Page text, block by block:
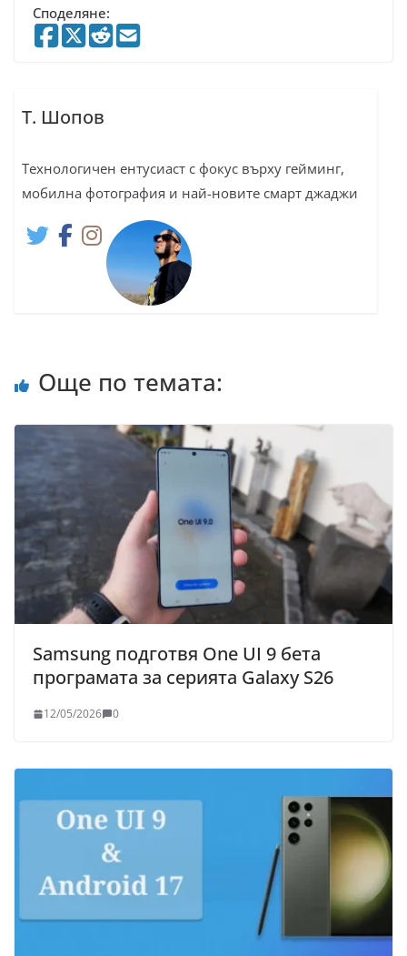
Споделяне:
Т. Шопов
Технологичен ентусиаст с фокус върху гейминг,
мобилна фотография и най-новите смарт джаджи
Още по темата:
Samsung подготвя One UI 9 бета
програмата за серията Galaxy S26
12/05/2026 0